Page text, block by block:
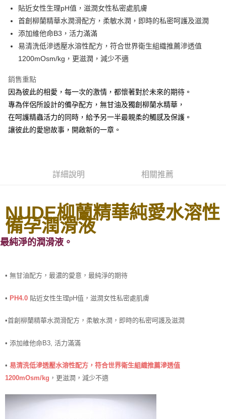
街口支付
悠遊付
ATM付款
全家取貨付款
每筆NT$80，滿NT$850(含以上)免運費
7-11取貨付款
每筆NT$70，滿NT$850(含以上)免運費
貼近女性生理pH值，滋潤女性私密處肌膚
首創柳蘭精華水潤滑配方，柔敏水潤，即時的私密呵護及滋潤
添加維他命B3，活力滿滿
易清洗低滲透壓水溶性配方，符合世界衛生組織推薦滲透值
1200mOsm/kg，更滋潤，減少不適
銷售重點
因為彼此的相愛，每一次的激情，都懷著對於未來的期待。
專為伴侶所設計的備孕配方，無甘油及獨創柳蘭水精華，
在呵護精蟲活力的同時，給予另一半最親柔的觸感及保護。
讓彼此的愛戀故事，開啟新的一章。
詳細說明 相關推薦
NUDE柳蘭精華純愛水溶性
備孕潤滑液
最純淨的潤滑液 。
• 無甘油配方，最濃的愛意，最純淨的期待
• PH4.0 貼近女性生理pH值，滋潤女性私密處肌膚
•首創柳蘭精華水潤滑配方，柔敏水潤，即時的私密呵護及滋潤
• 添加維他命B3, 活力滿滿
• 易清洗低滲透壓水溶性配方，符合世界衛生組織推薦滲透值
1200mOsm/kg ，更滋潤，減少不適